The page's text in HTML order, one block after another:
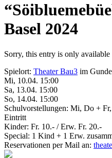
Basel 2024
Sorry, this entry is only available
Spielort: Theater Bau3 im
Mi, 10.04. 15:00
Sa, 13.04. 15:00
So, 14.04. 15:00
Schulvorstellungen: Mi, Do +
Eintritt
Kinder: Fr. 10.- / Erw. Fr. 20.-
Special: 1 Kind + 1 Erw.
Reservationen per Mail an: